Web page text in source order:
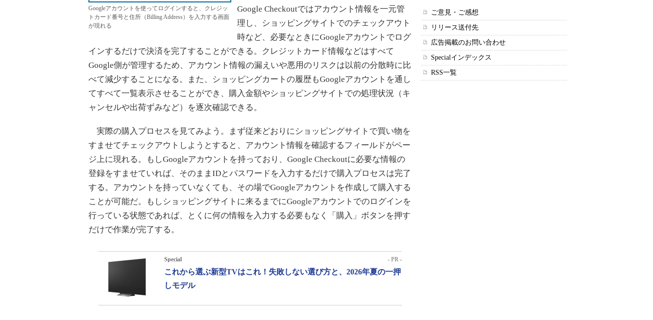
Googleアカウントを使ってログインすると、クレジッ
トカード番号と住所（Billing Address）を入力する画面
が現れる
Google Checkoutではアカウント情報を一元管
理し、ショッピングサイトでのチェックアウト
時など、必要なときにGoogleアカウントでログ
インするだけで決済を完了することができる。クレジットカード情報などはすべて
Google側が管理するため、アカウント情報の漏えいや悪用のリスクは以前の分散時に比
べて減少することになる。また、ショッピングカートの履歴もGoogleアカウントを通し
てすべて一覧表示させることができ、購入金額やショッピングサイトでの処理状況（キ
ャンセルや出荷ずみなど）を逐次確認できる。
実際の購入プロセスを見てみよう。まず従来どおりにショッピングサイトで買い物を
すませてチェックアウトしようとすると、アカウント情報を確認するフィールドがペー
ジ上に現れる。もしGoogleアカウントを持っており、Google Checkoutに必要な情報の
登録をすませていれば、そのままIDとパスワードを入力するだけで購入プロセスは完了
する。アカウントを持っていなくても、その場でGoogleアカウントを作成して購入する
ことが可能だ。もしショッピングサイトに来るまでにGoogleアカウントでのログインを
行っている状態であれば、とくに何の情報を入力する必要もなく「購入」ボタンを押す
だけで作業が完了する。
Special - PR -
これから選ぶ新型TVはこれ！失敗しない選び方と、2026年夏の一押
しモデル
ご意見・ご感想
リリース送付先
広告掲載のお問い合わせ
Specialインデックス
RSS一覧